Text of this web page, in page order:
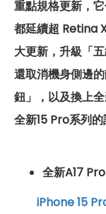
重點規格更新，
都延續超 Retina
大更新，升級 「
還取消機身側邊
鈕」，以及換上
全新15 Pro系列的
全新A17
iPhone 15